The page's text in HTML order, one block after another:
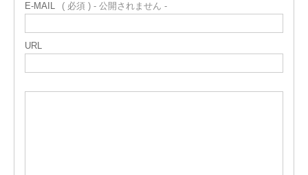
E-MAIL ( 必須 ) - 公開されません -
URL